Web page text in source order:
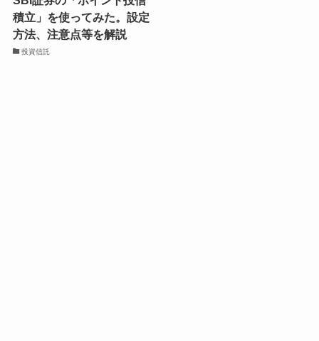
積立」を使ってみた。設定
方法、注意点等を解説
投資信託